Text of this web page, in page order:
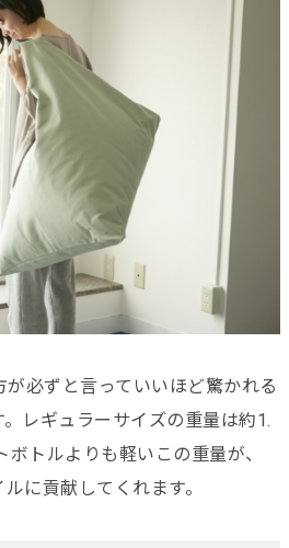
必ずと言っていいほど驚かれる
レギュラーサイズの重量は約1.
トルよりも軽いこの重量が、
に貢献してくれます。